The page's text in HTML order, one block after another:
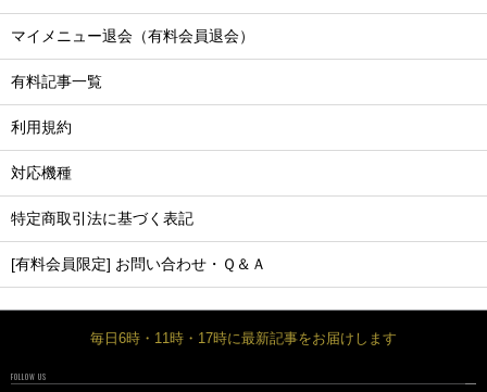
マイメニュー退会（有料会員退会）
有料記事一覧
利用規約
対応機種
特定商取引法に基づく表記
[有料会員限定] お問い合わせ・Ｑ＆Ａ
毎日6時・11時・17時に最新記事をお届けします
FOLLOW US